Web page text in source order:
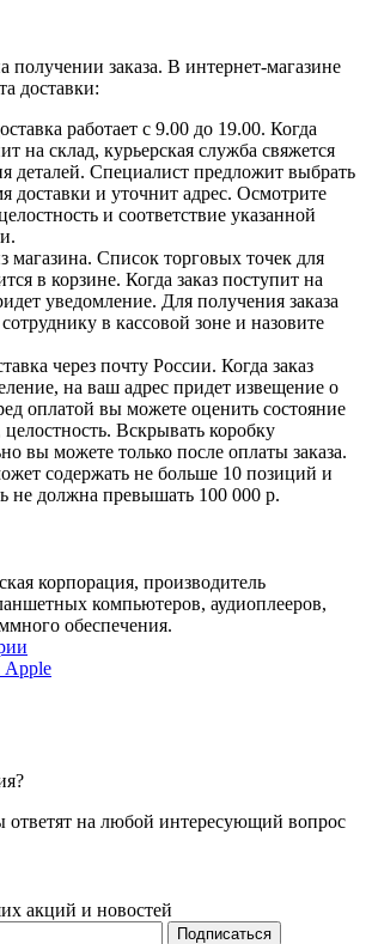
получении заказа. В интернет-магазине
доставки:
работает с 9.00 до 19.00. Когда
на склад, курьерская служба свяжется
деталей. Специалист предложит выбрать
доставки и уточнит адрес. Осмотрите
и соответствие указанной
магазина. Список торговых точек для
в корзине. Когда заказ поступит на
уведомление. Для получения заказа
в кассовой зоне и назовите
через почту России. Когда заказ
на ваш адрес придет извещение о
оплатой вы можете оценить состояние
целостность. Вскрывать коробку
вы можете только после оплаты заказа.
содержать не больше 10 позиций и
не должна превышать 100 000 р.
корпорация, производитель
компьютеров, аудиоплееров,
обеспечения.
Apple
на любой интересующий вопрос
акций и новостей
Подписаться